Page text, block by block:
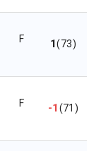
F 1(73)
F -1(71)